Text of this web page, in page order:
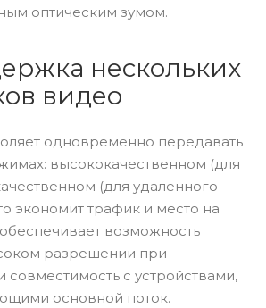
оптическим зумом.
нескольких
видео
одновременно передавать
высококачественном (для
(для удаленного
экономит трафик и место на
возможность
разрешении при
совместимость с устройствами,
основной поток.